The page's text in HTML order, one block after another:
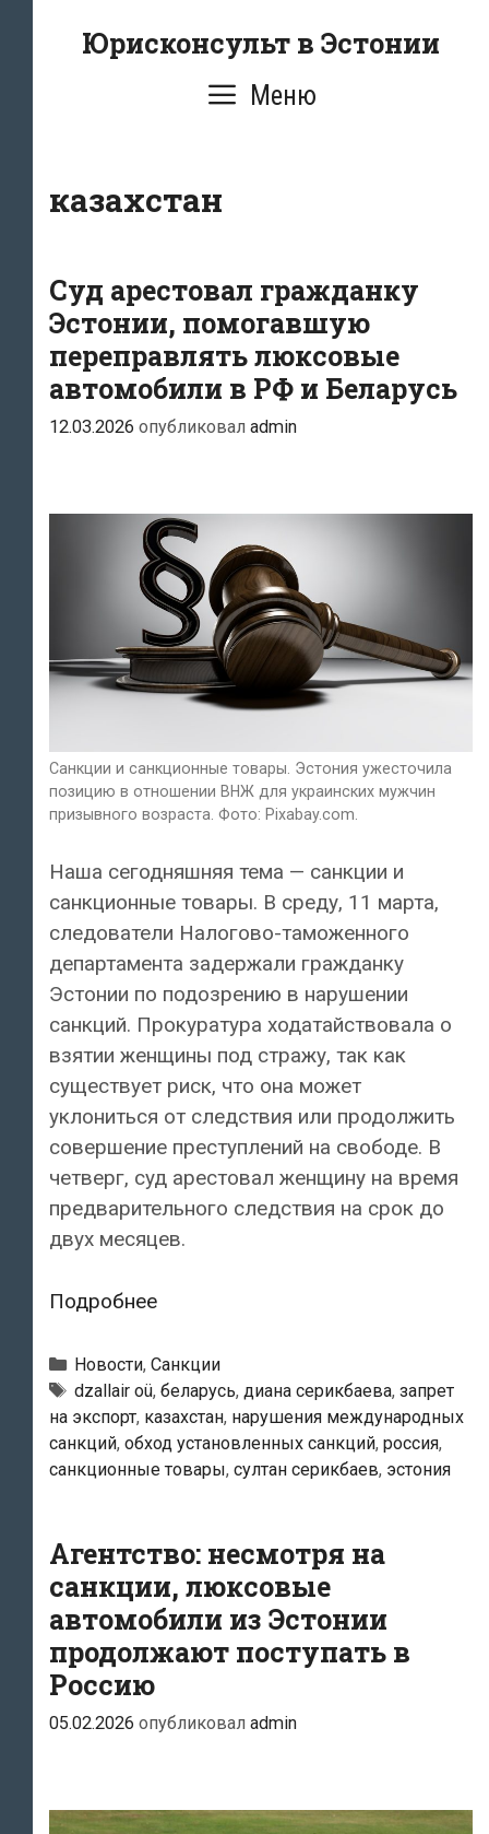
Юрисконсульт в Эстонии
Меню
казахстан
Суд арестовал гражданку
Эстонии, помогавшую
переправлять люксовые
автомобили в РФ и Беларусь
12.03.2026 опубликовал admin
Санкции и санкционные товары. Эстония ужесточила
позицию в отношении ВНЖ для украинских мужчин
призывного возраста. Фото: Pixabay.com.
Наша сегодняшняя тема — санкции и
санкционные товары. В среду, 11 марта,
следователи Налогово-таможенного
департамента задержали гражданку
Эстонии по подозрению в нарушении
санкций. Прокуратура ходатайствовала о
взятии женщины под стражу, так как
существует риск, что она может
уклониться от следствия или продолжить
совершение преступлений на свободе. В
четверг, суд арестовал женщину на время
предварительного следствия на срок до
двух месяцев.
ПодробнееСуд
гражданку
Эстонии,
помогавшую
переправлять
люксовые
в
РФ
и
Беларусь
Рубрики
Новости, Санкции
Тэги
dzallair oü, беларусь, диана серикбаева, запрет
на экспорт, казахстан, нарушения международных
санкций, обход установленных санкций, россия,
санкционные товары, султан серикбаев, эстония
Агентство: несмотря на
санкции, люксовые
автомобили из Эстонии
продолжают поступать в
Россию
05.02.2026 опубликовал admin